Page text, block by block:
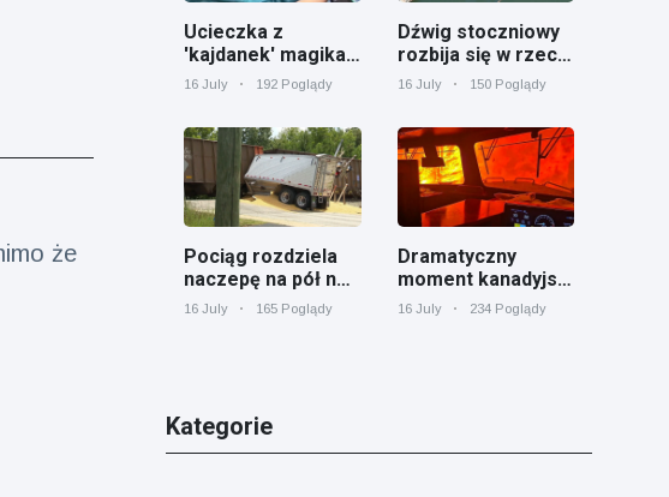
że
Ucieczka z
'kajdanek' magika
rozbawiła
16 July 192 Poglądy
Dźwig stoczniowy
rozbija się w rzece
Cooper koło
16 July 150 Poglądy
Pociąg rozdziela
naczepę na pół na
przejeździe
16 July 165 Poglądy
Dramatyczny
moment kanadyjski
pociąg towarowy
16 July 234 Poglądy
Kategorie